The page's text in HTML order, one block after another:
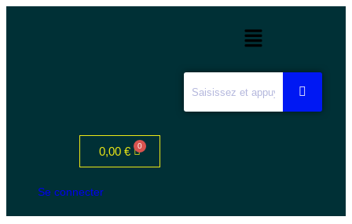
0,00 €
Se connecter